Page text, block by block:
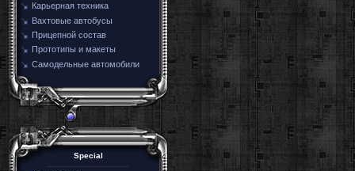
Карьерная техника
Вахтовые автобусы
Прицепной состав
Прототипы и макеты
Самодельные автомобили
Special